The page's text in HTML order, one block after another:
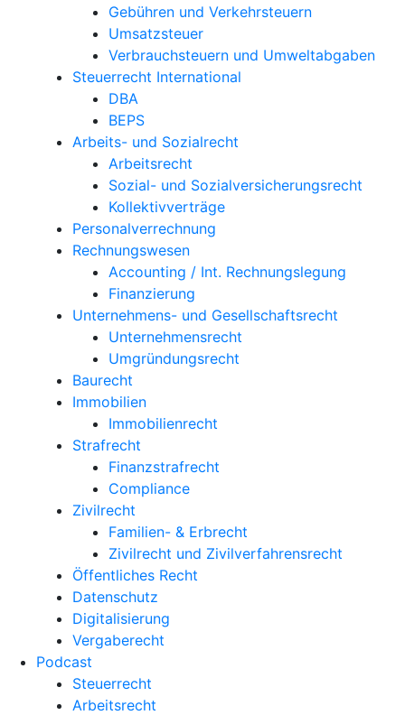
Gebühren und Verkehrsteuern
Umsatzsteuer
Verbrauchsteuern und Umweltabgaben
Steuerrecht International
DBA
BEPS
Arbeits- und Sozialrecht
Arbeitsrecht
Sozial- und Sozialversicherungsrecht
Kollektivverträge
Personalverrechnung
Rechnungswesen
Accounting / Int. Rechnungslegung
Finanzierung
Unternehmens- und Gesellschaftsrecht
Unternehmensrecht
Umgründungsrecht
Baurecht
Immobilien
Immobilienrecht
Strafrecht
Finanzstrafrecht
Compliance
Zivilrecht
Familien- & Erbrecht
Zivilrecht und Zivilverfahrensrecht
Öffentliches Recht
Datenschutz
Digitalisierung
Vergaberecht
Podcast
Steuerrecht
Arbeitsrecht